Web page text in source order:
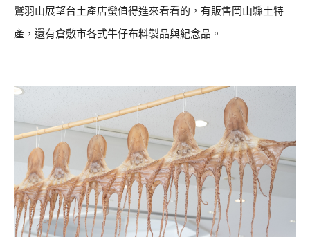
鷲羽山展望台土產店蠻值得進來看看的，有販售岡山縣土特
產，還有倉敷市各式牛仔布料製品與紀念品。